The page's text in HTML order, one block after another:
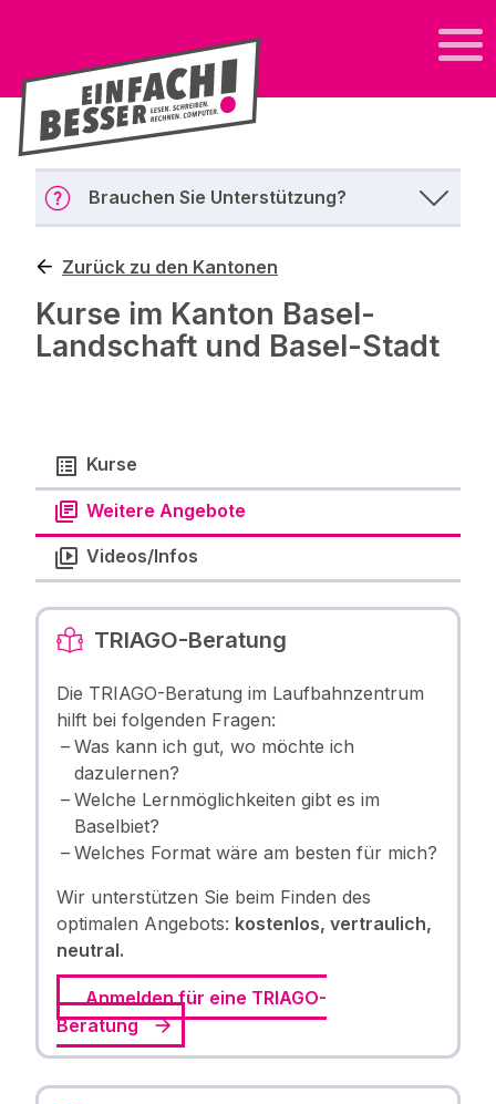
Brauchen Sie Unterstützung?
Zurück zu den Kantonen
Kurse im Kanton Basel-
Landschaft und Basel-Stadt
Kurse
Weitere Angebote
Videos/Infos
TRIAGO-Beratung
Die TRIAGO-Beratung im Laufbahnzentrum
hilft bei folgenden Fragen:
Was kann ich gut, wo möchte ich
dazulernen?
Welche Lernmöglichkeiten gibt es im
Baselbiet?
Welches Format wäre am besten für mich?
Wir unterstützen Sie beim Finden des
optimalen Angebots: kostenlos, vertraulich,
neutral.
Anmelden für eine TRIAGO-
Beratung